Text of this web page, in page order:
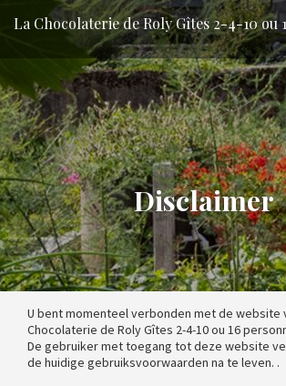
La Chocolaterie de Roly Gîtes 2-4-10 ou
Disclaimer
U bent momenteel verbonden met de website
Chocolaterie de Roly Gîtes 2-4-10 ou 16
De gebruiker met toegang tot deze website
de huidige gebruiksvoorwaarden na te leven. .